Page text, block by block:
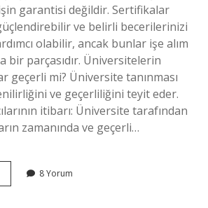
garantisi değildir. Sertifikalar
ve belirli becerilerinizi
olabilir, ancak bunlar işe alım
bir parçasıdır. Üniversitelerin
geçerli mi? Üniversite tanınması
ve geçerliliğini teyit eder.
itibarı: Üniversite tarafından
zamanında ve geçerli…
Sertifika
8 Yorum